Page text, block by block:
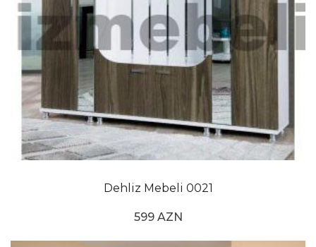
Dehliz Mebeli 0021
599 AZN